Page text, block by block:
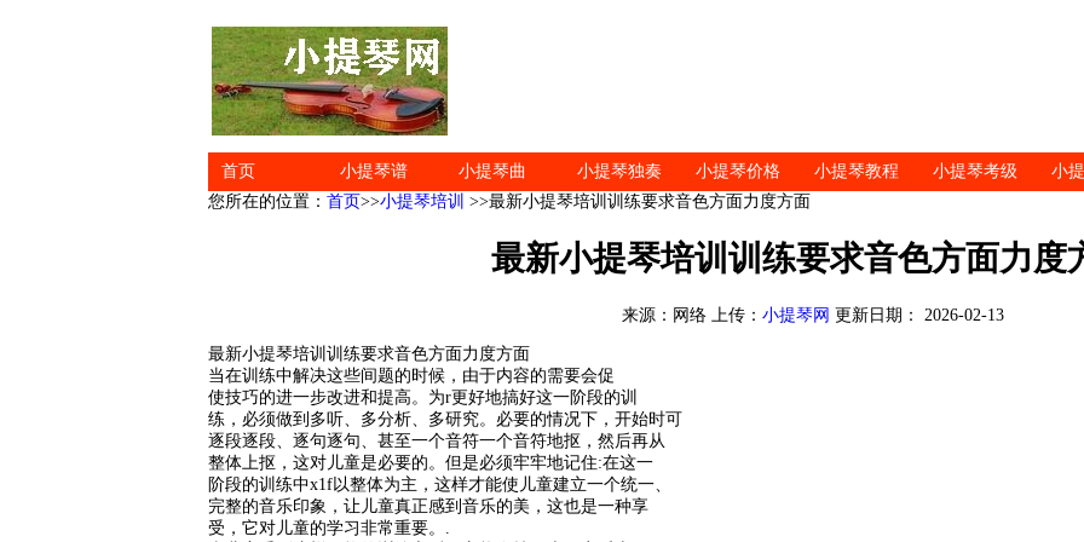
首页 小提琴谱 小提琴曲 小提琴独奏 小提琴价格 小提琴教程 小提琴考级 小
您所在的位置： 首页>>小提琴培训 >>最新小提琴培训训练要求音色方面力度方面
最新小提琴培训训练要求音色方面力度
来源：网络 上传： 小提琴网 更新日期： 2026-02-13
最新小提琴培训训练要求音色方面力度方面
当在训练中解决这些间题的时候，由于内容的需要会促
使技巧的进一步改进和提高。为r更好地搞好这一阶段的训
练，必须做到多听、多分析、多研究。必要的情况下，开始时可
逐段逐段、逐句逐句、甚至一个音符一个音符地抠，然后再从
整体上抠，这对儿童是必要的。但是必须牢牢地记住:在这一
阶段的训练中x1f以整体为主，这样才能使儿童建立一个统一、
完整的音乐印象，让儿童真正感到音乐的美，这也是一种享
受，它对儿童的学习非常重要。.